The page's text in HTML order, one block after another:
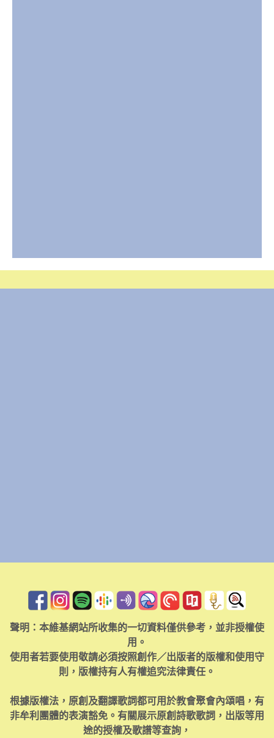
聲明：本維基網站所收集的一切資料僅供參考，並非授權使
用。
使用者若要使用敬請必須按照創作／出版者的版權和使用守
則，版權持有人有權追究法律責任。
根據版權法，原創及翻譯歌詞都可用於教會聚會內頌唱，有
非牟利團體的表演豁免。有關展示原創詩歌歌詞，出版等用
途的授權及歌譜等查詢，